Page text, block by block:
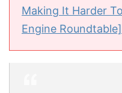
Making It Harder
Engine Roundtable]